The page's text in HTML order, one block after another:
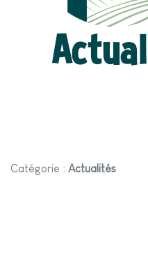
Catégorie : Actualités